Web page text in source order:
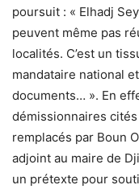
poursuit : « Elhadj
peuvent même pas
localités. C’est un
mandataire national
documents… ». En
démissionnaires
remplacés par Boun
adjoint au maire de
un prétexte pour